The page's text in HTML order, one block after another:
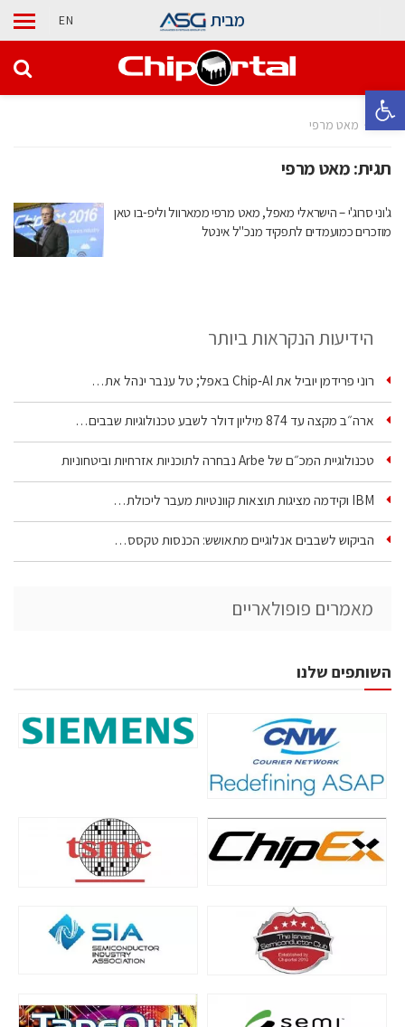
פתח סרגל נגישות
מבית EN
בית מאט מרפי
תגית:מאט מרפי
ג'וני סרוג'י – הישראלי מאפל, מאט מרפי ממארוול וליפ-בו טאן
מוזכרים כמועמדים לתפקיד מנכ"ל אינטל
הידיעות הנקראות ביותר
רוני פרידמן יוביל את Chip‑AI באפל; טל ענבר ינהל את…
ארה״ב מקצה עד 874 מיליון דולר לשבע טכנולוגיות שבבים…
טכנולוגיית המכ״ם של Arbe נבחרה לתוכניות אזרחיות וביטחוניות
IBM וקידמה מציגות תוצאות קוונטיות מעבר ליכולת…
הביקוש לשבבים אנלוגיים מתאושש: הכנסות טקסס…
מאמרים פופולאריים
השותפים שלנו